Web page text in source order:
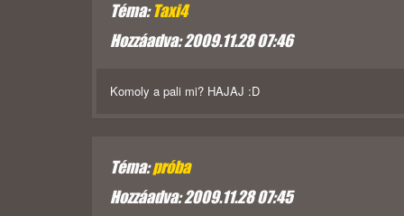
Téma:Taxi4
Hozzáadva: 2009.11.28 07:46
Komoly a pali mi? HAJAJ :D
Téma:próba
Hozzáadva: 2009.11.28 07:45